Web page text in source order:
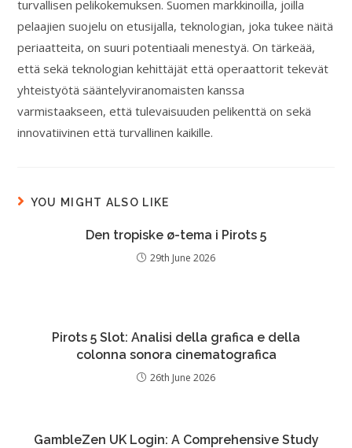
turvallisen pelikokemuksen. Suomen markkinoilla, joilla
pelaajien suojelu on etusijalla, teknologian, joka tukee näitä
periaatteita, on suuri potentiaali menestyä. On tärkeää,
että sekä teknologian kehittäjät että operaattorit tekevät
yhteistyötä sääntelyviranomaisten kanssa
varmistaakseen, että tulevaisuuden pelikenttä on sekä
innovatiivinen että turvallinen kaikille.
YOU MIGHT ALSO LIKE
Den tropiske ø-tema i Pirots 5
29th June 2026
Pirots 5 Slot: Analisi della grafica e della
colonna sonora cinematografica
26th June 2026
GambleZen UK Login: A Comprehensive Study